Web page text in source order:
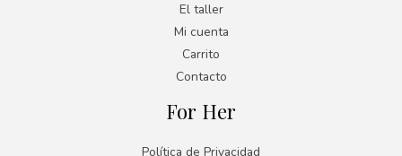
El taller
Mi cuenta
Carrito
Contacto
For Her
Política de Privacidad